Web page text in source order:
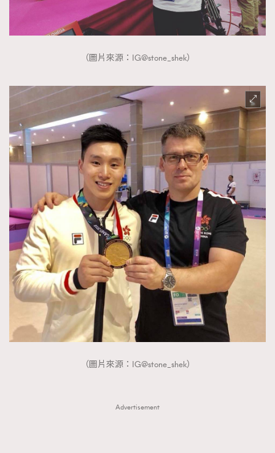
（圖片來源：IG@stone_shek）
（圖片來源：IG@stone_shek）
Advertisement